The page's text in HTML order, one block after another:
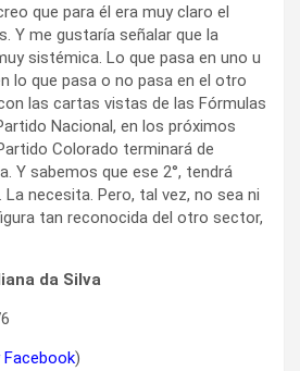
que para él era muy claro el
Y me gustaría señalar que la
sistémica. Lo que pasa en uno u
lo que pasa o no pasa en el otro
las cartas vistas de las Fórmulas
Nacional, en los próximos
Colorado terminará de
Y sabemos que ese 2°, tendrá
necesita. Pero, tal vez, no sea ni
tan reconocida del otro sector,
da Silva
Facebook)